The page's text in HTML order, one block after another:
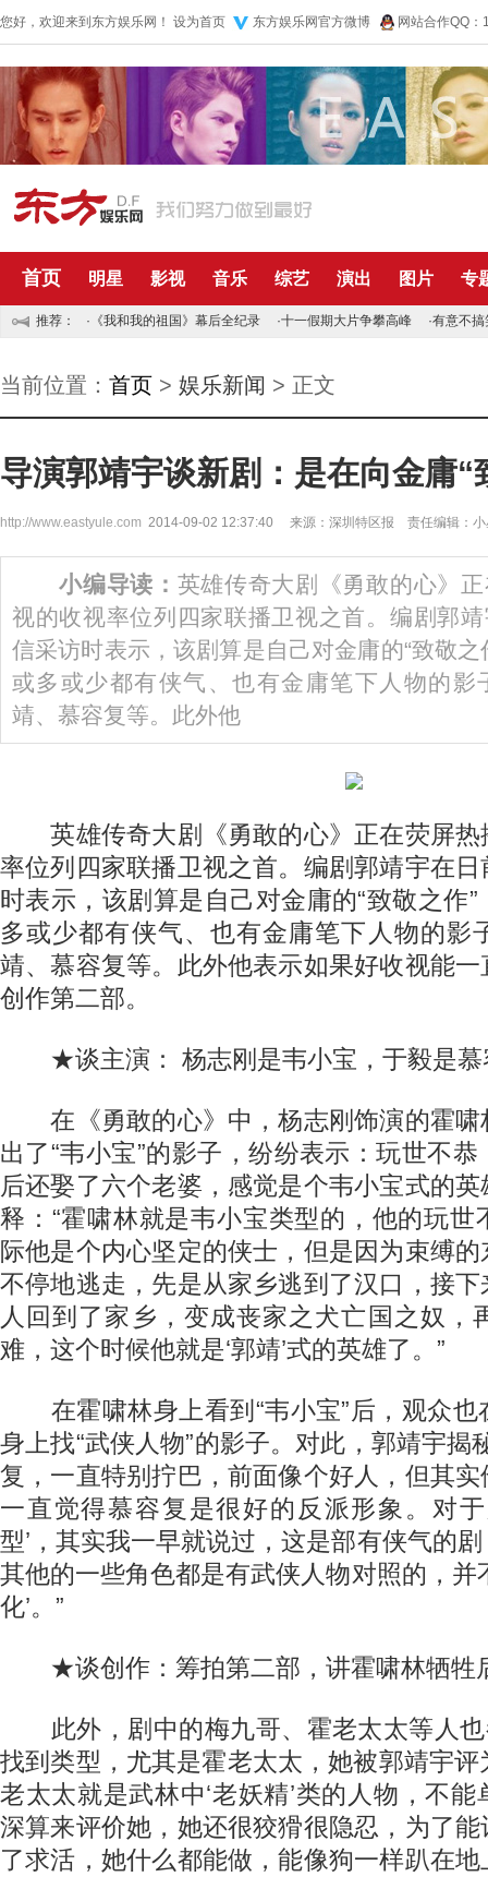
您好，欢迎来到东方娱乐网！ 设为首页 东方娱乐网官方微博 网站合作QQ
首页 明星 影视 音乐 综艺 演出 图片 专
推荐： · 《我和我的祖国》幕后全纪录 ·十一假期大片争攀高峰 ·有意不搞
当前位置： 首页 > 娱乐新闻 > 正文
导演郭靖宇谈新剧：是在向金庸“
http://www.eastyule.com 2014-09-02 12:37:40 来源：深圳特区报 责任编辑：小
小编导读： 英雄传奇大剧《勇敢的心》
视的收视率位列四家联播卫视之首。编剧郭
信采访时表示，该剧算是自己对金庸的“致敬
或多或少都有侠气、也有金庸笔下人物的影
靖、慕容复等。此外他
英雄传奇大剧《勇敢的心》正在荧屏热
率位列四家联播卫视之首。编剧郭靖宇在
时表示，该剧算是自己对金庸的“致敬之作
多或少都有侠气、也有金庸笔下人物的影
靖、慕容复等。此外他表示如果好收视能
创作第二部。
★谈主演： 杨志刚是韦小宝，于毅是慕
在《勇敢的心》中，杨志刚饰演的霍啸
出了“韦小宝”的影子，纷纷表示：玩世不
后还娶了六个老婆，感觉是个韦小宝式的
释：“霍啸林就是韦小宝类型的，他的玩世
际他是个内心坚定的侠士，但是因为束缚
不停地逃走，先是从家乡逃到了汉口，接
人回到了家乡，变成丧家之犬亡国之奴，
难，这个时候他就是‘郭靖’式的英雄了。”
在霍啸林身上看到“韦小宝”后，观众也
身上找“武侠人物”的影子。对此，郭靖宇揭
复，一直特别拧巴，前面像个好人，但其
一直觉得慕容复是很好的反派形象。对
型’，其实我一早就说过，这是部有侠气的
其他的一些角色都是有武侠人物对照的，并
化’。”
★谈创作：筹拍第二部，讲霍啸林牺牲
此外，剧中的梅九哥、霍老太太等人也
找到类型，尤其是霍老太太，她被郭靖宇评
老太太就是武林中‘老妖精’类的人物，不
深算来评价她，她还很狡猾很隐忍，为了
了求活，她什么都能做，能像狗一样趴在